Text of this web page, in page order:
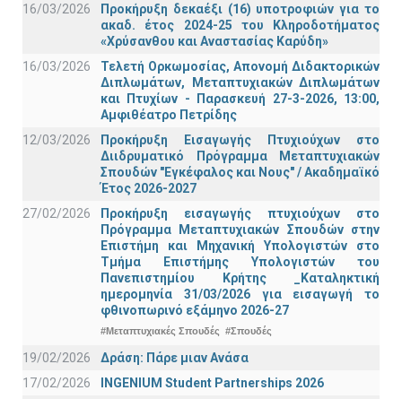
16/03/2026
Προκήρυξη δεκαέξι (16) υποτροφιών για το
ακαδ. έτος 2024-25 του Κληροδοτήματος
«Χρύσανθου και Αναστασίας Καρύδη»
16/03/2026
Τελετή Ορκωμοσίας, Απονομή Διδακτορικών
Διπλωμάτων, Μεταπτυχιακών Διπλωμάτων
και Πτυχίων - Παρασκευή 27-3-2026, 13:00,
Αμφιθέατρο Πετρίδης
12/03/2026
Προκήρυξη Εισαγωγής Πτυχιούχων στο
Διιδρυματικό Πρόγραμμα Μεταπτυχιακών
Σπουδών "Εγκέφαλος και Νους" / Ακαδημαϊκό
Έτος 2026-2027
27/02/2026
Προκήρυξη εισαγωγής πτυχιούχων στo
Πρόγραμμα Μεταπτυχιακών Σπουδών στην
Επιστήμη και Μηχανική Υπολογιστών στο
Τμήμα Eπιστήμης Υπολογιστών του
Πανεπιστημίου Κρήτης _Καταληκτική
ημερομηνία 31/03/2026 για εισαγωγή το
φθινοπωρινό εξάμηνο 2026-27
#Μεταπτυχιακές Σπουδές #Σπουδές
19/02/2026
Δράση: Πάρε μιαν Ανάσα
17/02/2026
INGENIUM Student Partnerships 2026